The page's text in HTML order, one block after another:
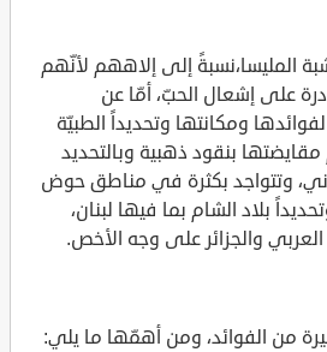
المليسا،نسبةً إلى إلاههم لأنّهم
على إشعال الحبّ، أمّا عن
ومكانتها وتحديداً الطبيّة
بنقود ذهبية وبالتحديد
وتتواجد بكثرة في مناطق حوض
بلاد الشام بما فيها لبنان،
والجزائر على وجه الأخص.
من الفوائد، ومن أهمّها ما يلي: